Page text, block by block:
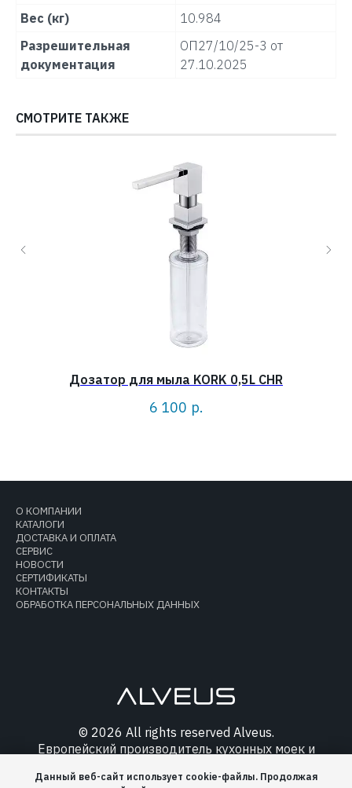
Вес (кг)
10.984
Разрешительная
документация
ОП27/10/25-3 от
27.10.2025
СМОТРИТЕ ТАКЖЕ
Дозатор для мыла KORK 0,5L CHR
6 100 р.
О КОМПАНИИ
КАТАЛОГИ
ДОСТАВКА И ОПЛАТА
СЕРВИС
НОВОСТИ
СЕРТИФИКАТЫ
КОНТАКТЫ
ОБРАБОТКА ПЕРСОНАЛЬНЫХ ДАННЫХ
© 2026 All rights reserved Alveus.
Европейский производитель кухонных моек и
Данный веб-сайт использует cookie-файлы. Продолжая